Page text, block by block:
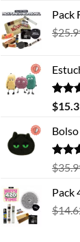
Pack
$
con
de 5
$
con
de 5
$
Pack
$